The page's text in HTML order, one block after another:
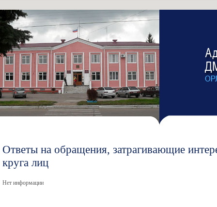
Ответы на обращения, затрагивающие
круга лиц
Нет информации